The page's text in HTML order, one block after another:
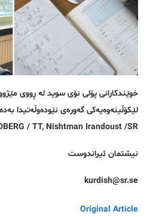
خوێندکارانی پۆلی نۆی سوید لە ڕووی
/ TT, Nishtman Irandoust /SR
نیشتمان ئیراندوست
kurdish@sr.se
Original Article